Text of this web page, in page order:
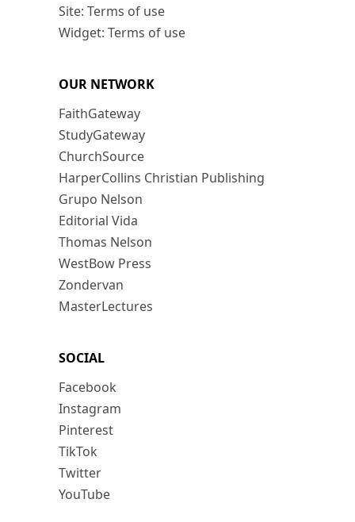
Site: Terms of use
Widget: Terms of use
OUR NETWORK
FaithGateway
StudyGateway
ChurchSource
HarperCollins Christian Publishing
Grupo Nelson
Editorial Vida
Thomas Nelson
WestBow Press
Zondervan
MasterLectures
SOCIAL
Facebook
Instagram
Pinterest
TikTok
Twitter
YouTube